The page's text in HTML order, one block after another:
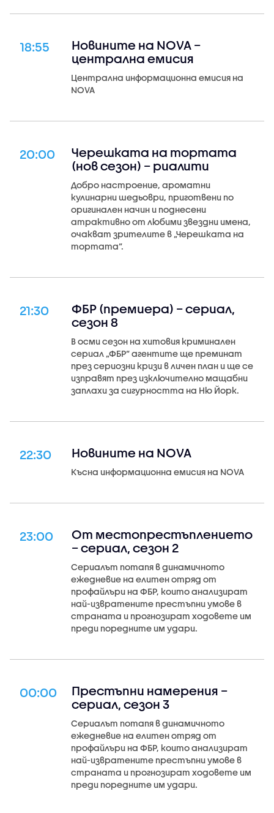
18:55
Новините на NOVA –
централна емисия
Централна информационна емисия на
NOVA
20:00
Черешката на тортата
(нов сезон) – риалити
Добро настроение, ароматни
кулинарни шедьоври, приготвени по
оригинален начин и поднесени
атрактивно от любими звездни имена,
очакват зрителите в „Черешката на
тортата“.
21:30
ФБР (премиера) – сериал,
сезон 8
В осми сезон на хитовия криминален
сериал „ФБР“ агентите ще преминат
през сериозни кризи в личен план и ще се
изправят през изключително мащабни
заплахи за сигурността на Ню Йорк.
22:30 Новините на NOVA
Късна информационна емисия на NOVA
23:00
От местопрестъплението
– сериал, сезон 2
Сериалът потапя в динамичното
ежедневие на елитен отряд от
профайлъри на ФБР, които анализират
най-извратените престъпни умове в
страната и прогнозират ходовете им
преди поредните им удари.
00:00
Престъпни намерения –
сериал, сезон 3
Сериалът потапя в динамичното
ежедневие на елитен отряд от
профайлъри на ФБР, които анализират
най-извратените престъпни умове в
страната и прогнозират ходовете им
преди поредните им удари.